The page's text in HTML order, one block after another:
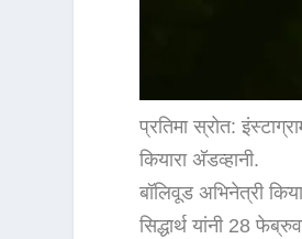
प्रतिमा स्रोत:
कियारा अ‍ॅडव्हानी.
बॉलिवूड अभिनेत्री
सिद्धार्थ यांनी 28